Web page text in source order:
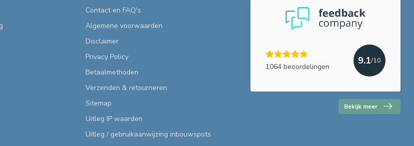
Contact en FAQ's
Algemene voorwaarden
Disclaimer
Privacy Policy
Betaalmethoden
Verzenden & retourneren
Sitemap
Uitleg IP waarden
Uitleg / gebruikaanwijzing inbouwspots
1064 beoordelingen
9.1/10
Bekijk meer